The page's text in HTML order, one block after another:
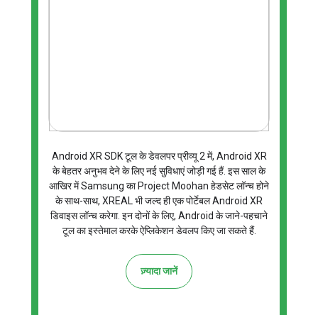
Android XR SDK टूल के डेवलपर प्रीव्यू 2 में, Android XR
के बेहतर अनुभव देने के लिए नई सुविधाएं जोड़ी गई हैं. इस साल के
आखिर में Samsung का Project Moohan हेडसेट लॉन्च होने
के साथ-साथ, XREAL भी जल्द ही एक पोर्टेबल Android XR
डिवाइस लॉन्च करेगा. इन दोनों के लिए, Android के जाने-पहचाने
टूल का इस्तेमाल करके ऐप्लिकेशन डेवलप किए जा सकते हैं.
ज़्यादा जानें